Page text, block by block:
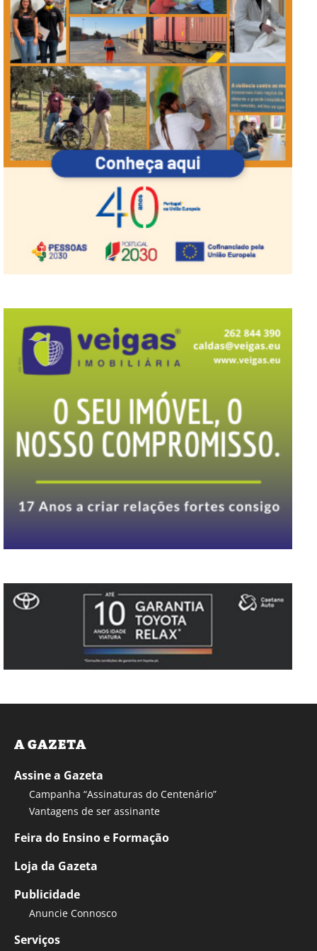
A GAZETA
Assine a Gazeta
Campanha “Assinaturas do Centenário”
Vantagens de ser assinante
Feira do Ensino e Formação
Loja da Gazeta
Publicidade
Anuncie Connosco
Serviços